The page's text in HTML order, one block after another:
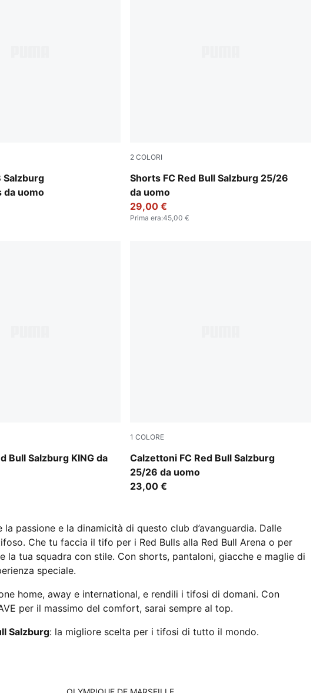
Salzburg
da uomo
PUMA White
2 COLORI
Shorts FC Red Bull Salzburg 25/26
da uomo
PUMA Red-PUMA White
29,00 €
Prima era:45,00 €
Bull Salzburg KING da
Puma Gold
1 COLORE
Calzettoni FC Red Bull Salzburg
25/26 da uomo
PUMA White-PUMA Red
23,00 €
passione e la dinamicità di questo club d’avanguardia. Dalle
Che tu faccia il tifo per i Red Bulls alla Red Bull Arena o per
tua squadra con stile. Con shorts, pantaloni, giacche e maglie di
speciale.
home, away e international, e rendili i tifosi di domani. Con
per il massimo del comfort, sarai sempre al top.
Salzburg: la migliore scelta per i tifosi di tutto il mondo.